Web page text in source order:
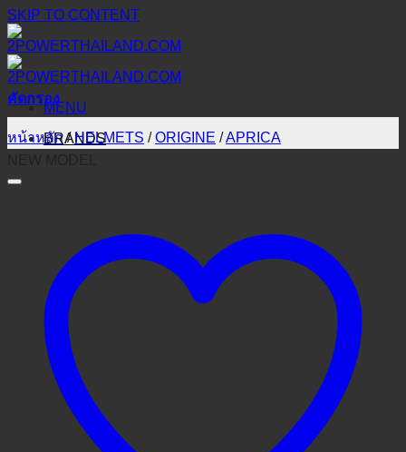
SKIP TO CONTENT
MENU
BRANDS
คัดกรอง
หน้าหลัก / HELMETS / ORIGINE /APRICA